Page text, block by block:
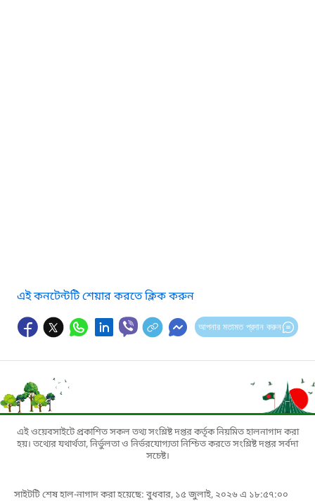
এই কনটেন্টটি শেয়ার করতে ক্লিক করুন
আপনার মতামত প্রদান করুন
এই ওয়েবসাইটে প্রকাশিত সকল তথ্য সংশ্লিষ্ট দপ্তর কর্তৃক নিয়মিত হালনাগাদ করা
হয়। তথ্যের যথার্থতা, নির্ভুলতা ও নির্ভরযোগ্যতা নিশ্চিত করতে সংশ্লিষ্ট দপ্তর সর্বদা
সচেষ্ট।
সাইটটি শেষ হাল-নাগাদ করা হয়েছে: বুধবার, ১৫ জুলাই, ২০২৬ এ ১৮:৫৭:০০